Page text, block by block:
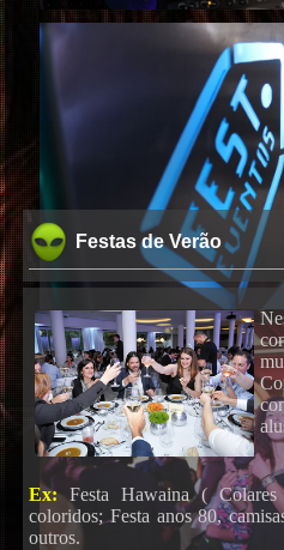
Festas de Verão
Ex:Festa Hawaina ( Colares
coloridos; Festa anos 80,
outros.